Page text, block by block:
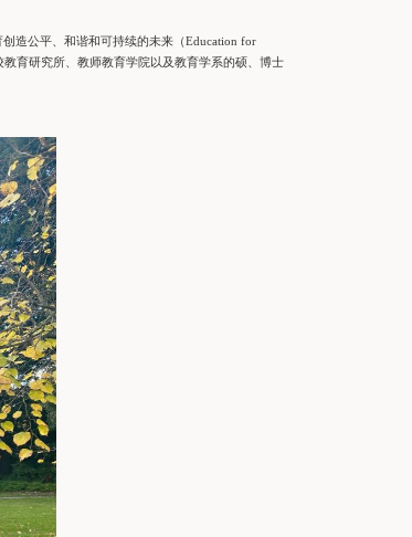
造公平、和谐和可持续的未来（Education for
育研究所、教师教育学院以及教育学系的硕、博士